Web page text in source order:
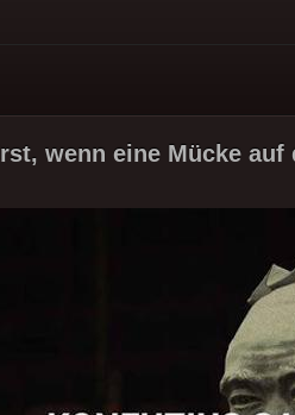
wenn eine Mücke auf